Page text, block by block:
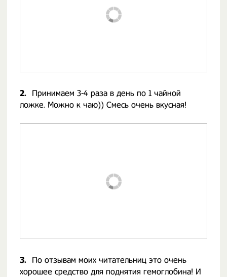
2.
Принимаем 3-4 раза в день по 1 чайной
ложке. Можно к чаю)) Смесь очень вкусная! ⠀
3.
По отзывам моих читательниц это очень
хорошее средство для поднятия гемоглобина! И